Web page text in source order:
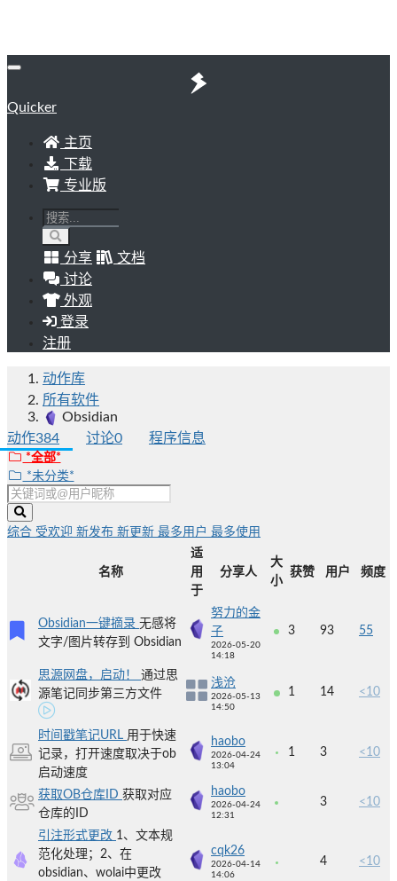
Quicker
主页
下载
专业版
分享
文档
讨论
外观
登录
注册
动作库
所有软件
Obsidian
动作384 讨论0 程序信息
*全部*
*未分类*
综合 受欢迎 新发布 新更新 最多用户 最多使用
名称
适
用
于
分享人
大
小
获赞 用户 频度
Obsidian一键摘录 无感将
文字/图片转存到 Obsidian
努力的金
子
2026-05-20
14:18
3 93 55
思源网盘，启动！ 通过思
源笔记同步第三方文件
浅沧
2026-05-13
14:50
1 14 <10
时间戳笔记URL 用于快速
记录，打开速度取决于ob
启动速度
haobo
2026-04-24
13:04
1 3 <10
获取OB仓库ID 获取对应
仓库的ID
haobo
2026-04-24
12:31
3 <10
引注形式更改 1、文本规
范化处理；2、在
obsidian、wolai中更改
cqk26
2026-04-14
14:06
4 <10